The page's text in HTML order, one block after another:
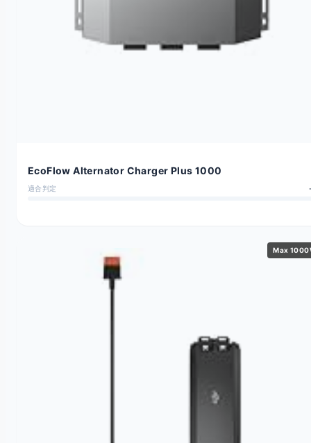
EcoFlow Alternator Charger Plus 1000
適合判定
Max